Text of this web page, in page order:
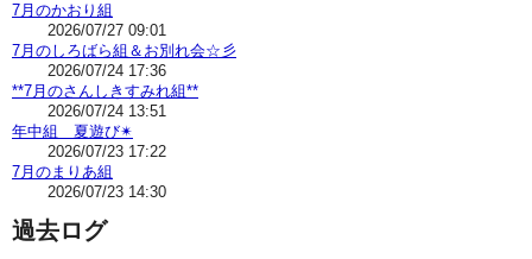
7月のかおり組
2026/07/27 09:01
7月のしろばら組＆お別れ会☆彡
2026/07/24 17:36
**7月のさんしきすみれ組**
2026/07/24 13:51
年中組 夏遊び✴
2026/07/23 17:22
7月のまりあ組
2026/07/23 14:30
過去ログ